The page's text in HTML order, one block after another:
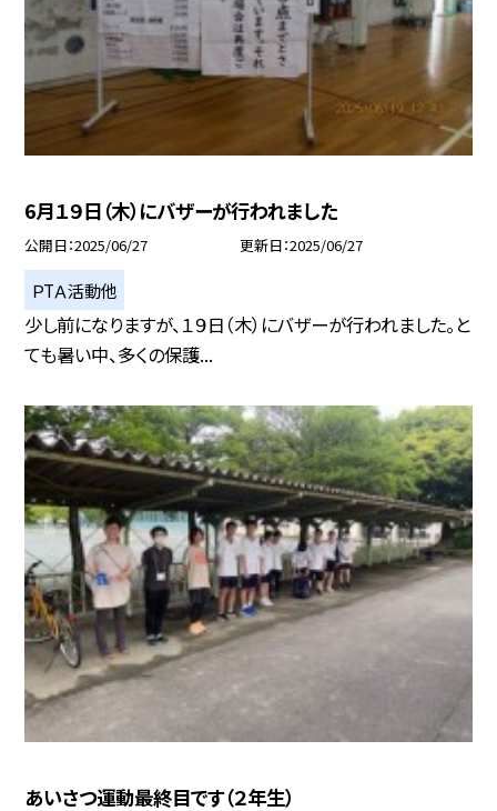
6月１９日（木）にバザーが行われました
公開日 2025/06/27 更新日 2025/06/27
ＰTＡ活動他
少し前になりますが、１９日（木）にバザーが行われました。と
ても暑い中、多くの保護...
あいさつ運動最終目です（２年生）